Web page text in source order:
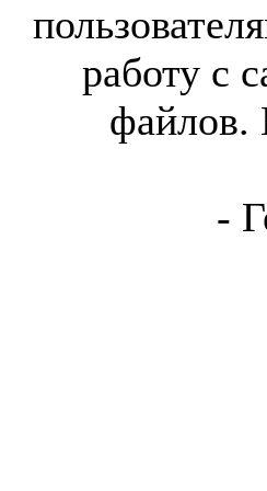
работу с
файлов.
-